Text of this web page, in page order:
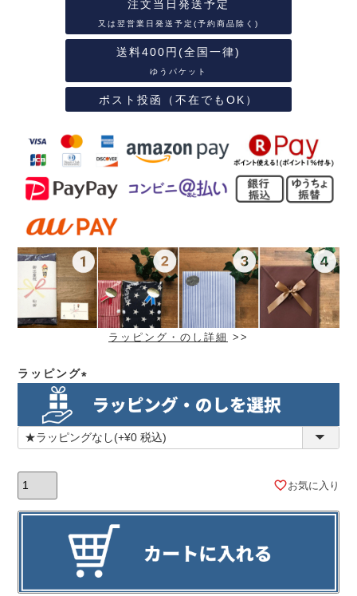
注文当日発送予定
又は翌営業日発送予定(予約商品除く)
送料400円(全国一律)
ゆうパケット
ポスト投函（不在でもOK）
ラッピング・のし詳細 >>
ラッピング
(必
須)
お気に入り